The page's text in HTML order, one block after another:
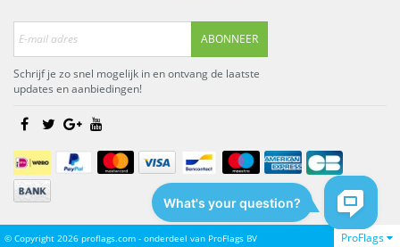
ABONNEER
Schrijf je zo snel mogelijk in en ontvang de laatste
updates en aanbiedingen!
ProFlags
© Copyright 2026 proflags.com - onderdeel van ProFlags BV